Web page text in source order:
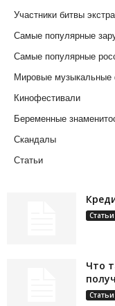
Участники битвы
Самые популярные
Самые популярные
Мировые музыкальные
Кинофестивали
Беременные
Скандалы
Статьи
Статьи
Что
Статьи